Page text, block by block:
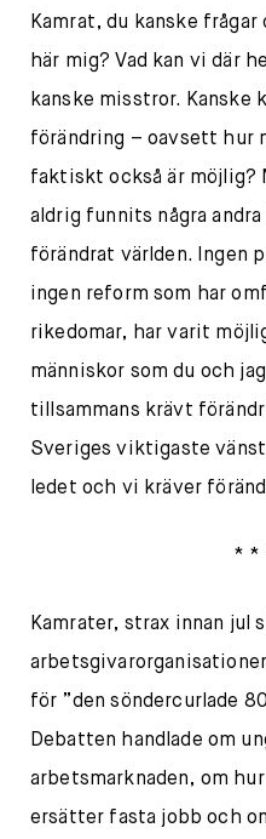
Kamrat, du kanske
här mig? Vad kan vi där
kanske misstror. Kanske
förändring – oavsett hur
faktiskt också är möjlig?
aldrig funnits några andra
förändrat världen. Ingen
ingen reform som har
rikedomar, har varit
människor som du och
tillsammans krävt
Sveriges viktigaste
ledet och vi kräver
* *
Kamrater, strax innan jul
för ”den söndercurlade
Debatten handlade om
arbetsmarknaden, om
ersätter fasta jobb och